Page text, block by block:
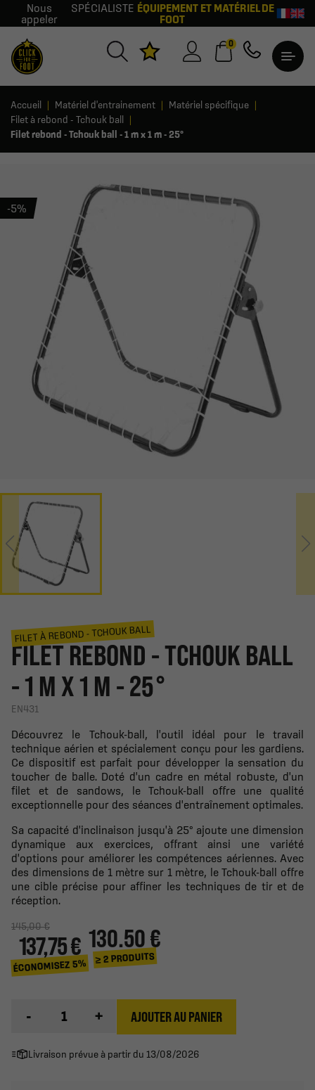
Nous
appeler
SPÉCIALISTE ÉQUIPEMENT ET MATÉRIEL DE
FOOT
0
Accueil Matériel d'entrainement
Matériel spécifique
Filet à rebond - Tchouk ball
Filet rebond - Tchouk ball - 1 m x 1 m - 25°
-5%
FILET À REBOND - TCHOUK BALL
FILET REBOND - TCHOUK BALL
- 1 M X 1 M - 25°
EN431
Découvrez le Tchouk-ball, l'outil idéal pour le travail
technique aérien et spécialement conçu pour les gardiens.
Ce dispositif est parfait pour développer la sensation du
toucher de balle. Doté d'un cadre en métal robuste, d'un
filet et de sandows, le Tchouk-ball offre une qualité
exceptionnelle pour des séances d'entraînement optimales.
Sa capacité d'inclinaison jusqu'à 25° ajoute une dimension
dynamique aux exercices, offrant ainsi une variété
d'options pour améliorer les compétences aériennes. Avec
des dimensions de 1 mètre sur 1 mètre, le Tchouk-ball offre
une cible précise pour affiner les techniques de tir et de
réception.
145,00 €
137,75 €
ÉCONOMISEZ 5%
130.50 €
≥ 2 PRODUITS
- + AJOUTER AU PANIER
Livraison prévue à partir du 13/08/2026